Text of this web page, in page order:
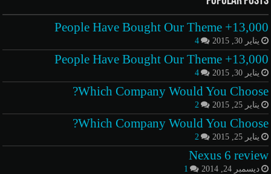
13,000+ People Have Bought Our Theme
يناير 30, 2015 4
13,000+ People Have Bought Our Theme
يناير 30, 2015 4
Which Company Would You Choose?
يناير 25, 2015 2
Which Company Would You Choose?
يناير 25, 2015 2
Nexus 6 review
ديسمبر 24, 2014 1